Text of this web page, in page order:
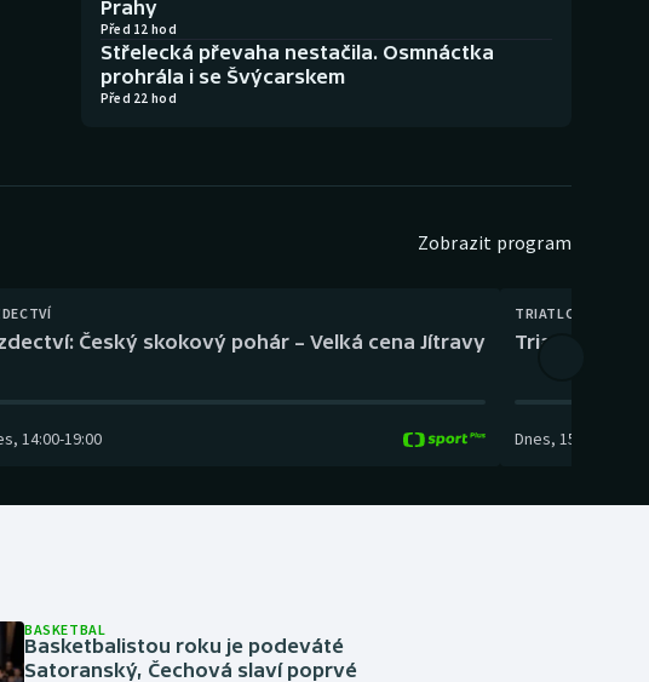
Prahy
Před 12 hod
Střelecká převaha nestačila. Osmnáctka
prohrála i se Švýcarskem
Před 22 hod
Zobrazit program
Český skokový pohár – Velká cena Jítravy
, 14:00-19:00
TRIATLON
Triatlon:
Dnes, 15:00
BASKETBAL
Basketbalistou roku je podeváté
Satoranský, Čechová slaví poprvé